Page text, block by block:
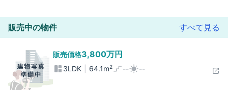
販売中の物件 すべて見る
販売価格3,800万円
3LDK 64.1m2 -- --